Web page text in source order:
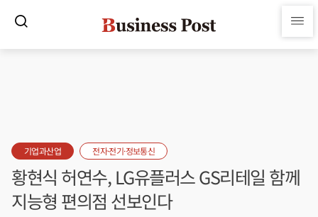
기업과산업 전자·전기·정보통신
황현식 허연수, LG유플러스 GS리테일 함께
지능형 편의점 선보인다